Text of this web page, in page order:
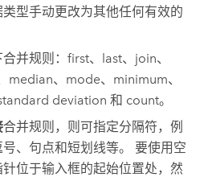
型手动更改为其他任何有效的
并规则：first、last、join、
median、mode、minimum、
deviation 和 count。
合并规则，则可指定分隔符，例
、句点和短划线等。 要使用空
位于输入框的起始位置处，然